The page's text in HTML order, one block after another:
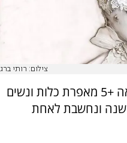
צילום: רותי ברג
(34), נשואה +5 מאפרת כלות ונשים
לאירועי ערב כבר למעלה מ15 שנה ונחשבת לאחת